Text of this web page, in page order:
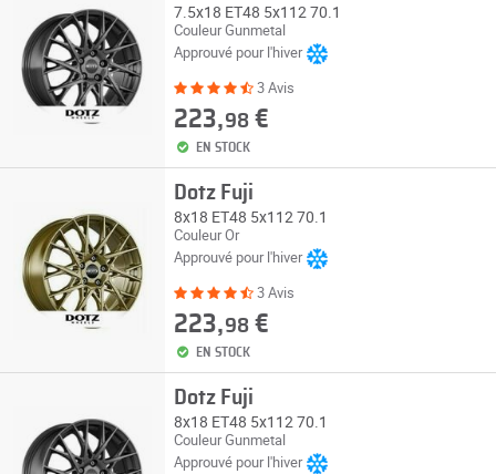
7.5x18 ET48 5x112 70.1
Couleur Gunmetal
Approuvé pour l'hiver
3 Avis
223,98€
EN STOCK
Dotz Fuji
8x18 ET48 5x112 70.1
Couleur Or
Approuvé pour l'hiver
3 Avis
223,98€
EN STOCK
Dotz Fuji
8x18 ET48 5x112 70.1
Couleur Gunmetal
Approuvé pour l'hiver